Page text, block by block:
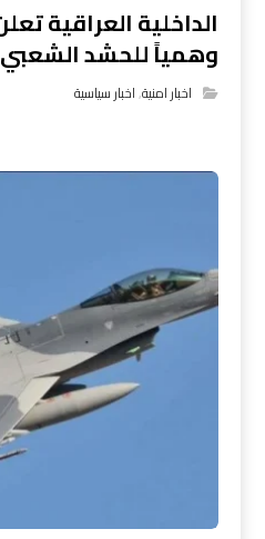
وهمياً للحشد الشعبي
اخبار امنية,اخبار سياسية